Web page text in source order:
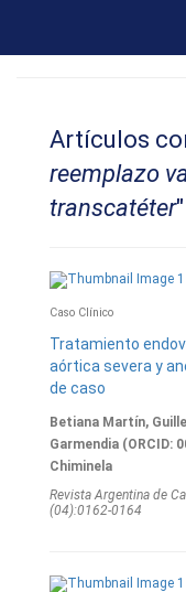
Artículos
reemplazo
transcatéter"
Caso Clínico
Tratamiento
aórtica severa y
de caso
Betiana Martín,
Garmendia (ORCID:
Chiminela
Revista Argentina de
(04):0162-0164